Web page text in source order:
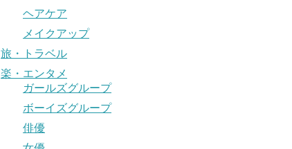
ヘアケア
メイクアップ
旅・トラベル
楽・エンタメ
ガールズグループ
ボーイズグループ
俳優